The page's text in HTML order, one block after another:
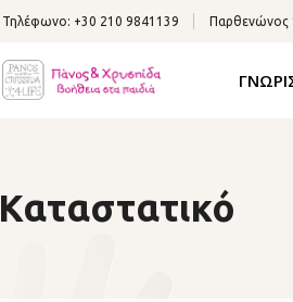
Τηλέφωνο: +30 210 9841139 Παρθενώνος
Καταστατικό